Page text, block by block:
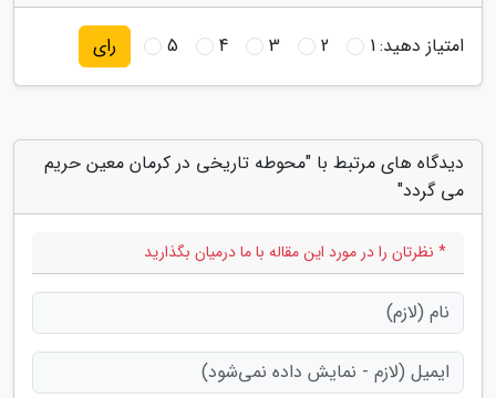
امتیاز دهید:1
2
3
4
5 رای
دیدگاه های مرتبط با "محوطه تاریخی در کرمان معین حریم
می گردد"
* نظرتان را در مورد این مقاله با ما درمیان بگذارید